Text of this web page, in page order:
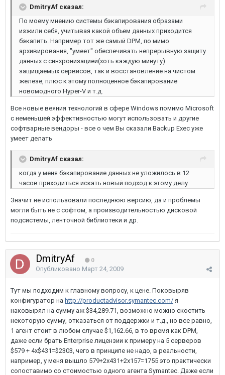
DmitryAf сказал:
По моему мнению системы бэкапирования образами
изжили себя, учитывая какой объем данных приходится
бэкапить. Например тот же самый DPM, по мимо
архивирования, "умеет" обеспечивать непрерывную защиту
данных с синхронизацией(хоть каждую минуту)
защищаемых сервисов, так и восстановление на чистом
железе, плюс к этому полноценное бэкапирование
новомодного Hyper-V и т.д.
Все новые веяния технологий в сфере Windows помимо Microsoft
с неменьшей эффективностью могут использовать и другие
софтварные вендоры - все о чем Вы сказали Backup Exec уже
умеет делать
DmitryAf сказал:
когда у меня бэкапирование данных не уложилось в 12
часов приходиться искать новый подход к этому делу
Значит не использовали последнюю версию, да и проблемы
могли быть не с софтом, а производительностью дисковой
подсистемы, ленточной библиотеки и др.
DmitryAf 0
Опубликовано Март 24, 2009
Тут мы подходим к главному вопросу, к цене. Поковыряв
конфигуратор на http://productadvisor.symantec.com/ я
наковырял на сумму аж $34,289.71, возможно можно скостить
некоторую сумму, отказаться от поддержки и т.д., но все равно,
1 агент стоит в любом случае $1,162.66, в то время как DPM,
даже если брать Enterprise лицензии к примеру на 5 серверов
$579 + 4х$431=$2303, чего в принципе не надо, в реальности,
например, у меня вышло 579+2х431+2х157=1755 это практически
сопоставимо со стоимостью одного агента Symantec. Даже если